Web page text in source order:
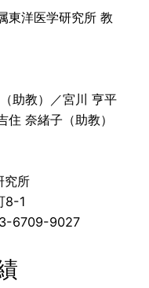
東洋医学研究所 教
助教）／宮川 亨平
住 奈緒子（助教）
究所
8-1
6709-9027